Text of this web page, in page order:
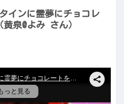
タインに霊夢にチョコレ
泉@よみ さん）